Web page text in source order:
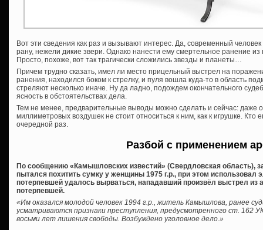
Вот эти сведения как раз и вызывают интерес. Да, современный
рану, нежели дикие звери. Однако нанести ему смертельное ранение
Просто, похоже, вот так трагически сложились звезды и планеты…
Причем трудно сказать, имел ли место прицельный выстрел на
ранения, находился боком к стрелку, и пуля вошла куда-то в область
стреляют несколько иначе. Ну да ладно, подождем окончательного
ясность в обстоятельствах дела.
Тем не менее, предварительные выводы можно сделать и сейчас:
миллиметровых воздушек не стоит относиться к ним, как к игрушке. Кто
очередной раз.
Разбой с применением
По сообщению «Камышловских известий» (Свердловская область),
пытался похитить сумку у женщины 1975 г.р., при этом использовал
потерпевшей удалось вырваться, нападавший произвёл выстрел из
потерпевшей.
«Им оказался молодой человек 1994 г.р., житель Камышлова, ранее
усматриваются признаки преступления, предусмотренного ст. 162
восьми лет лишения свободы. Возбуждено уголовное дело.»